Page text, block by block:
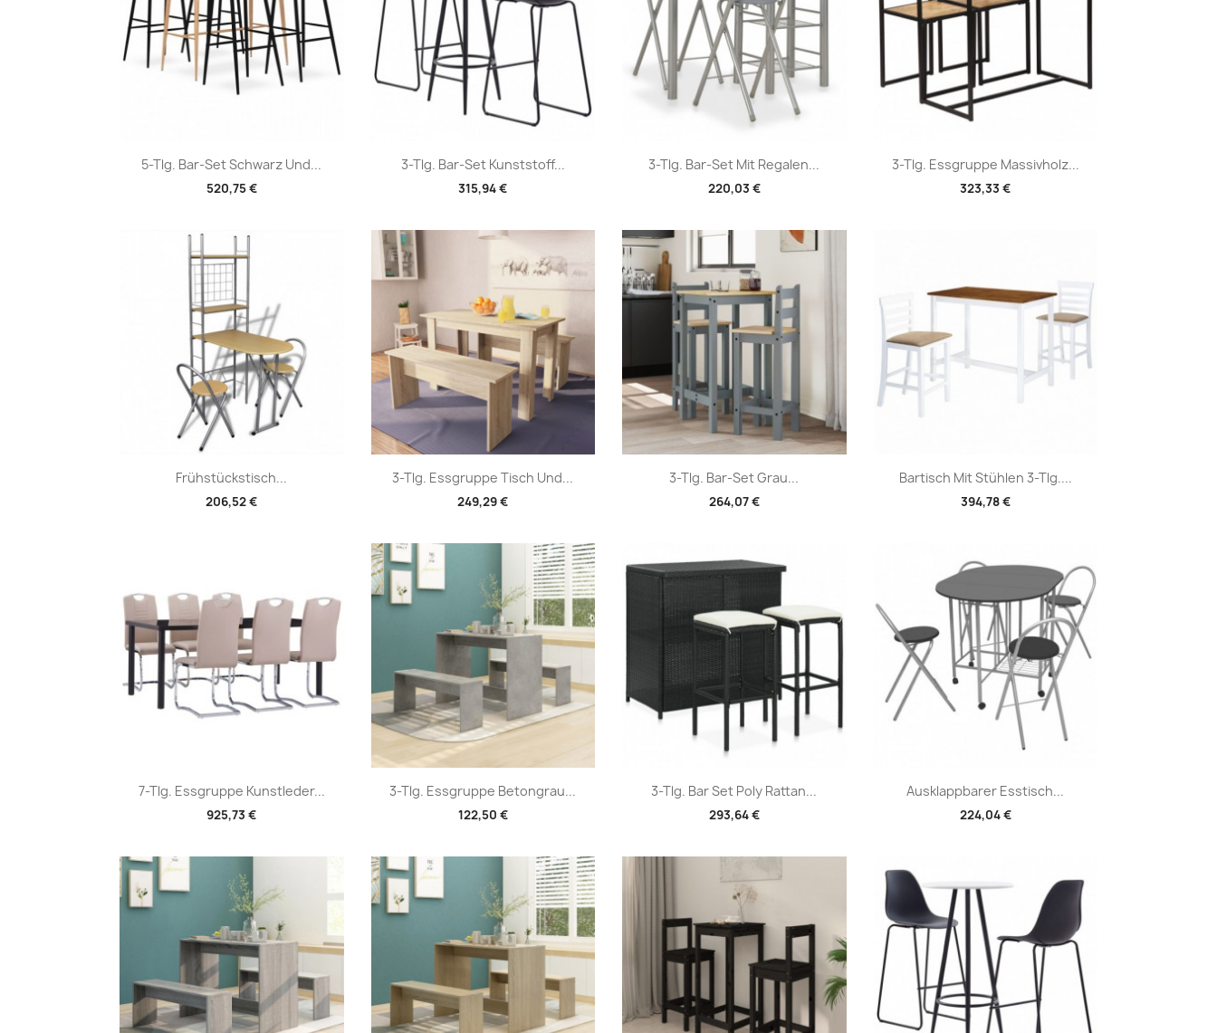
5-Tlg. Bar-Set Schwarz Und...
520,75 €
Vorschau 3-Tlg. Bar-Set Kunststoff...
315,94 €
Vorschau 3-Tlg. Bar-Set Mit Regalen...
220,03 €
Vorschau 3-Tlg. Essgruppe Massivholz...
323,33 €
Vorschau
Frühstückstisch...
206,52 €
Vorschau 3-Tlg. Essgruppe Tisch Und...
249,29 €
Vorschau 3-Tlg. Bar-Set Grau...
264,07 €
Vorschau Bartisch Mit Stühlen 3-Tlg....
394,78 €
Vorschau
7-Tlg. Essgruppe Kunstleder...
925,73 €
Vorschau 3-Tlg. Essgruppe Betongrau...
122,50 €
Vorschau 3-Tlg. Bar Set Poly Rattan...
293,64 €
Vorschau Ausklappbarer Esstisch...
224,04 €
Vorschau